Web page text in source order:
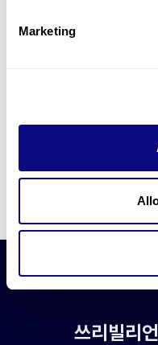
Marketing
쓰리빌리언은 유전자 진단에 필
더 정확한 변이 해석과 높은 진
쓰리빌리